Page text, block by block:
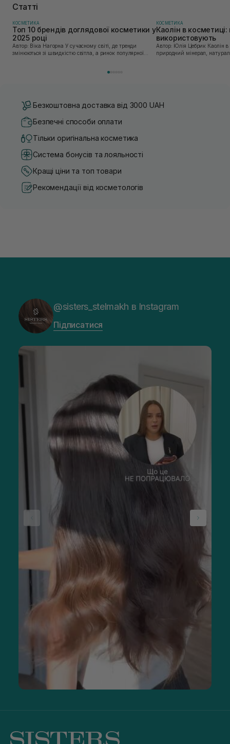
Статті
КОСМЕТИКА
Топ 10 брендів доглядової косметики у
2025 році
Автор: Віка Нагорна У сучасному світі, де тренди
змінюються зі швидкістю світла, а ринок популярної
КОСМЕТИКА
Каолін в
використовують
Автор: Юлія Цебрик Каолін в косметології – це
природний мінерал,
Безкоштовна доставка від 3000 UAH
Безпечні способи оплати
Тільки оригінальна косметика
Система бонусів та лояльності
Кращі ціни та топ товари
Рекомендації від косметологів
@sisters_stelmakh в Instagram
Підписатися